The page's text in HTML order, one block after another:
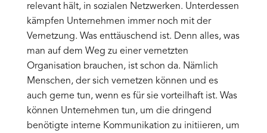
relevant hält, in sozialen Netzwerken. Unterdessen
kämpfen Unternehmen immer noch mit der
Vernetzung. Was enttäuschend ist. Denn alles, was
man auf dem Weg zu einer vernetzten
Organisation brauchen, ist schon da. Nämlich
Menschen, der sich vernetzen können und es
auch gerne tun, wenn es für sie vorteilhaft ist. Was
können Unternehmen tun, um die dringend
benötigte interne Kommunikation zu initiieren, um